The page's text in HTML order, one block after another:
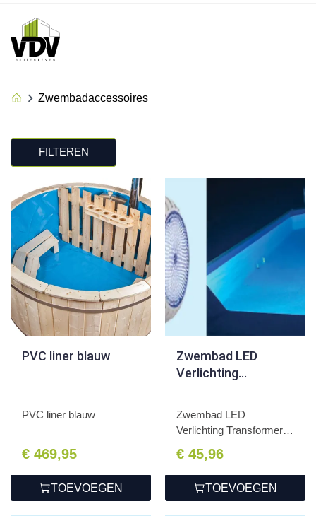
Zwembadaccessoires
FILTEREN
PVC liner blauw
PVC liner blauw
€ 469,95
TOEVOEGEN
Zwembad LED
Verlichting
Zwembad LED
Verlichting Transformer
€ 45,96
TOEVOEGEN